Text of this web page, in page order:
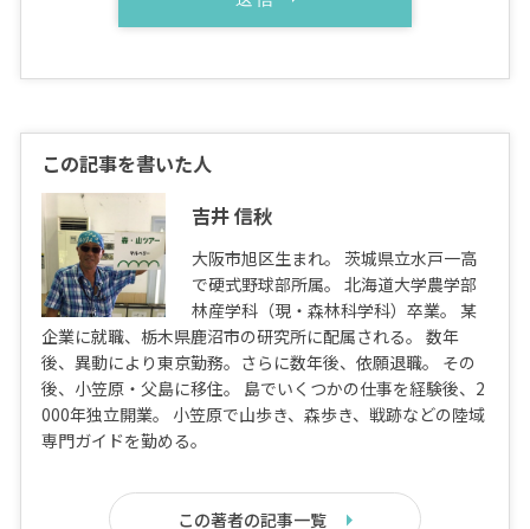
この記事を書いた人
吉井 信秋
大阪市旭区生まれ。 茨城県立水戸一高
で硬式野球部所属。 北海道大学農学部
林産学科（現・森林科学科）卒業。 某
企業に就職、栃木県鹿沼市の研究所に配属される。 数年
後、異動により東京勤務。さらに数年後、依願退職。 その
後、小笠原・父島に移住。 島でいくつかの仕事を経験後、2
000年独立開業。 小笠原で山歩き、森歩き、戦跡などの陸域
専門ガイドを勤める。
この著者の記事一覧